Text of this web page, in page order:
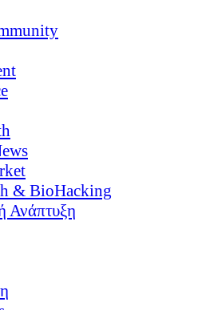
& BioHacking
Ανάπτυξη